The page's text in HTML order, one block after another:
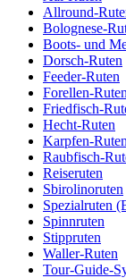
Allround-
Bolognese-
Boots- und
Dorsch-Ruten
Feeder-Ruten
Forellen-Ruten
Friedfisch-
Hecht-Ruten
Karpfen-Ruten
Raubfisch-
Reiseruten
Sbirolinoruten
Spezialruten
Spinnruten
Stippruten
Waller-Ruten
Tour-Guide-